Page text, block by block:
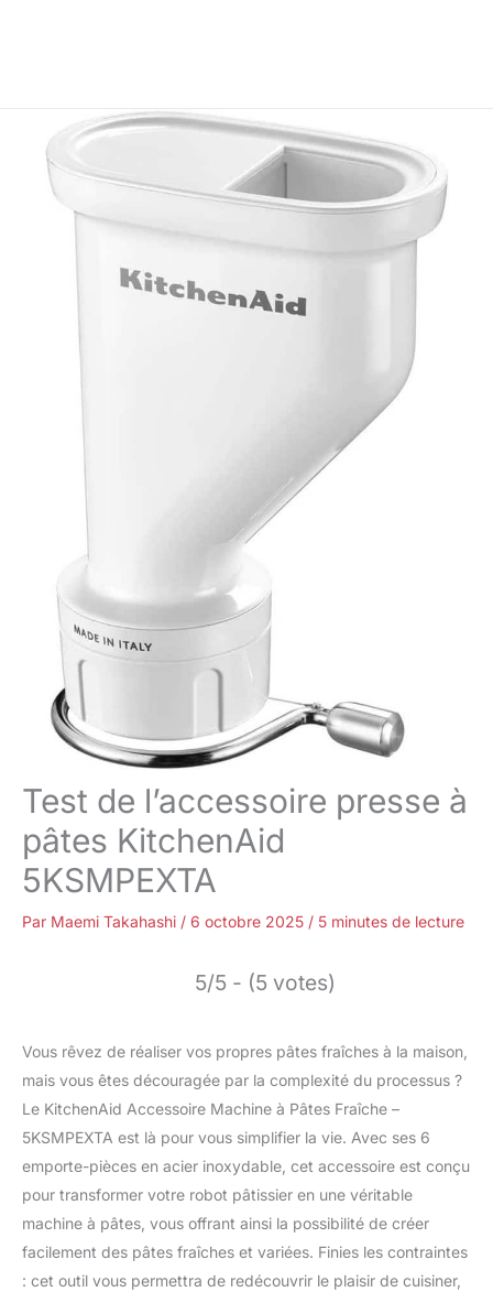
Test de l’accessoire presse à
pâtes KitchenAid
5KSMPEXTA
Par Maemi Takahashi / 6 octobre 2025 / 5 minutes de lecture
5/5 - (5 votes)
Vous rêvez de réaliser vos propres pâtes fraîches à la maison,
mais vous êtes découragée par la complexité du processus ?
Le KitchenAid Accessoire Machine à Pâtes Fraîche –
5KSMPEXTA est là pour vous simplifier la vie. Avec ses 6
emporte-pièces en acier inoxydable, cet accessoire est conçu
pour transformer votre robot pâtissier en une véritable
machine à pâtes, vous offrant ainsi la possibilité de créer
facilement des pâtes fraîches et variées. Finies les contraintes
: cet outil vous permettra de redécouvrir le plaisir de cuisiner,